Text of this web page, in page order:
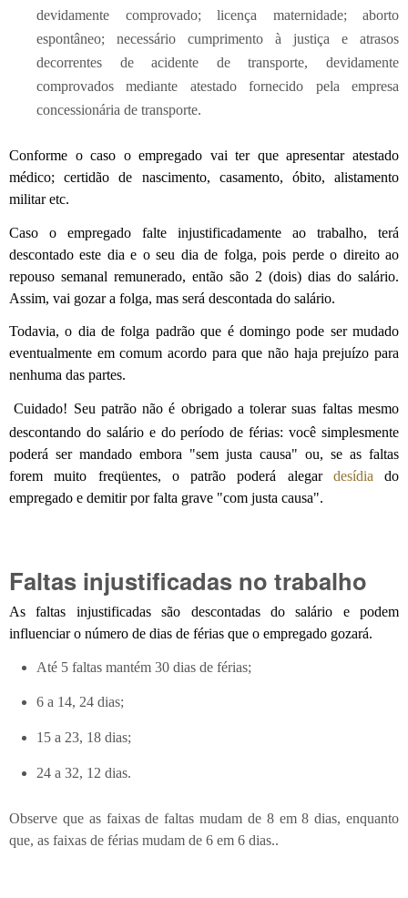
devidamente comprovado; licença maternidade; aborto
espontâneo; necessário cumprimento à justiça e atrasos
decorrentes de acidente de transporte, devidamente
comprovados mediante atestado fornecido pela empresa
concessionária de transporte.
Conforme o caso o empregado vai ter que apresentar atestado
médico; certidão de nascimento, casamento, óbito, alistamento
militar etc.
Caso o empregado falte injustificadamente ao trabalho, terá
descontado este dia e o seu dia de folga, pois perde o direito ao
repouso semanal remunerado, então são 2 (dois) dias do salário.
Assim, vai gozar a folga, mas será descontada do salário.
Todavia, o dia de folga padrão que é domingo pode ser mudado
eventualmente em comum acordo para que não haja prejuízo para
nenhuma das partes.
Cuidado! Seu patrão não é obrigado a tolerar suas faltas mesmo
descontando do salário e do período de férias: você simplesmente
poderá ser mandado embora "sem justa causa" ou, se as faltas
forem muito freqüentes, o patrão poderá alegar desídia do
empregado e demitir por falta grave "com justa causa".
Faltas injustificadas no trabalho
As faltas injustificadas são descontadas do salário e podem
influenciar o número de dias de férias que o empregado gozará.
Até 5 faltas mantém 30 dias de férias;
6 a 14, 24 dias;
15 a 23, 18 dias;
24 a 32, 12 dias.
Observe que as faixas de faltas mudam de 8 em 8 dias, enquanto
que, as faixas de férias mudam de 6 em 6 dias..